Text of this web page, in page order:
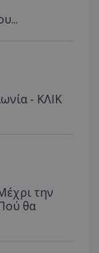
- ΚΛΙΚ
την
θα